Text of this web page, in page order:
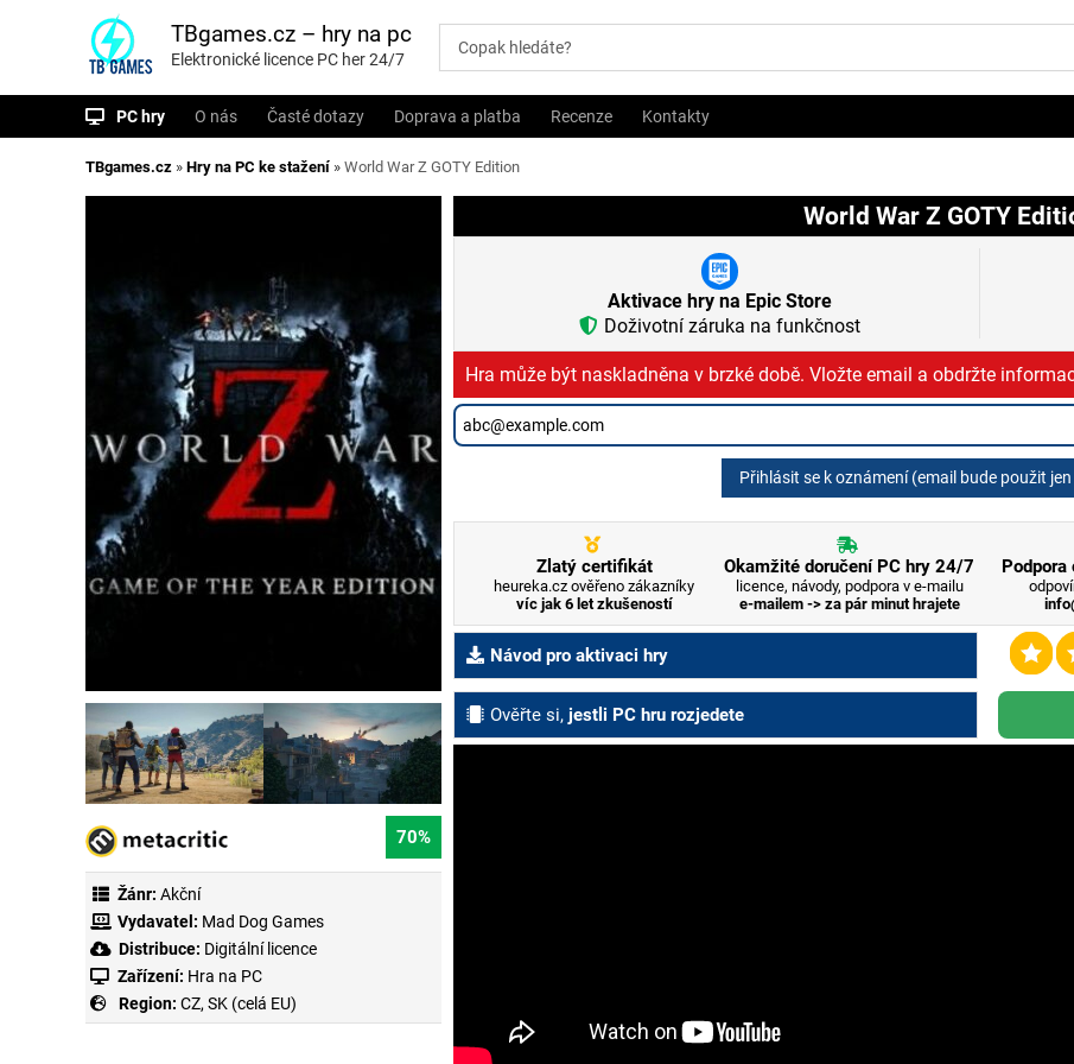
i
TBgames.cz – hry na pc
Elektronické licence PC her 24/7
PC hry O nás Časté dotazy Doprava a platba Recenze Kontakty
TBgames.cz » Hry na PC ke stažení » World War Z GOTY Edition
70%
Žánr: Akční
Vydavatel: Mad Dog Games
Distribuce: Digitální licence
Zařízení: Hra na PC
Region: CZ, SK (celá EU)
World War Z GOTY
Aktivace hry na Epic Store
Doživotní záruka na funkčnost
Hra může být naskladněna v brzké době. Vložte email a obdržte
Přihlásit se k oznámení (email bude použit
Zlatý certifikát
heureka.cz ověřeno zákazníky
víc jak 6 let zkušeností
Okamžité doručení PC hry 24/7
licence, návody, podpora v e-mailu
e-mailem -> za pár minut hrajete
Návod pro aktivaci hry
Ověřte si, jestli PC hru rozjedete